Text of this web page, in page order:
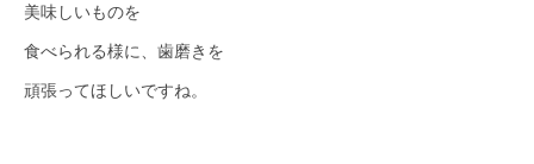
美味しいものを
食べられる様に、歯磨きを
頑張ってほしいですね。